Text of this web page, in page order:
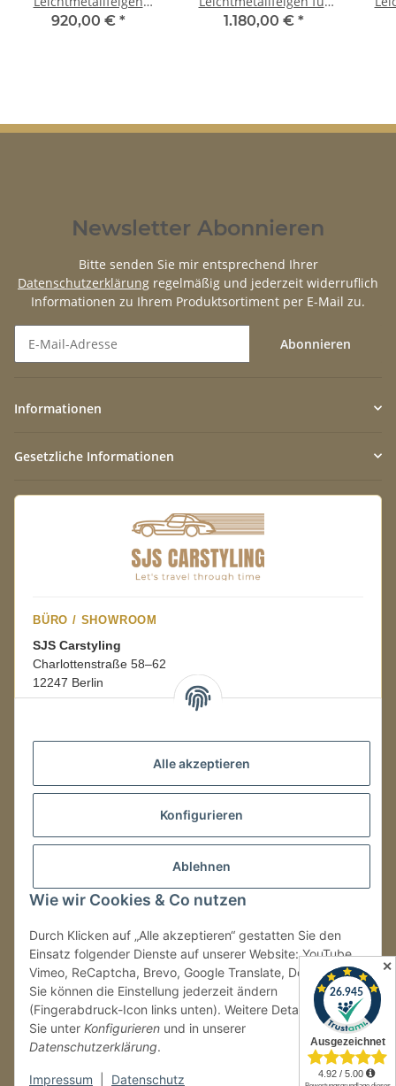
Alle akzeptieren
Konfigurieren
Ablehnen
Wie wir Cookies & Co nutzen
Durch Klicken auf „Alle akzeptieren“ gestatten Sie den
Einsatz folgender Dienste auf unserer Website: YouTube,
Vimeo, ReCaptcha, Brevo, Google Translate, Doofinder.
Sie können die Einstellung jederzeit ändern
(Fingerabdruck-Icon links unten). Weitere Details finden
Sie unter Konfigurieren und in unserer
Datenschutzerklärung.
Impressum Datenschutz
Felgen für Chevrolet
920,00 € *
Chevrolet Caprice 8x15
1.180,00 € *
Newsletter Abonnieren
Bitte senden Sie mir entsprechend Ihrer
Datenschutzerklärung regelmäßig und jederzeit widerruflich
Informationen zu Ihrem Produktsortiment per E-Mail zu.
Abonnieren
Informationen
Gesetzliche Informationen
BÜRO / SHOWROOM
SJS Carstyling
Charlottenstraße 58–62
12247 Berlin
08:00–16:00 Uhr
LAGER / RETOUREN
Packmonster Fulfillment
SJS Carstyling Lager
Retouren ausschließlich an diese Adresse.
Tel.:+49 (0) 30 36417228
E-Mail:info@sjs-carstyling.com
Vertrag widerrufen
* Alle Preise inkl. gesetzlicher USt., zzgl.
✕